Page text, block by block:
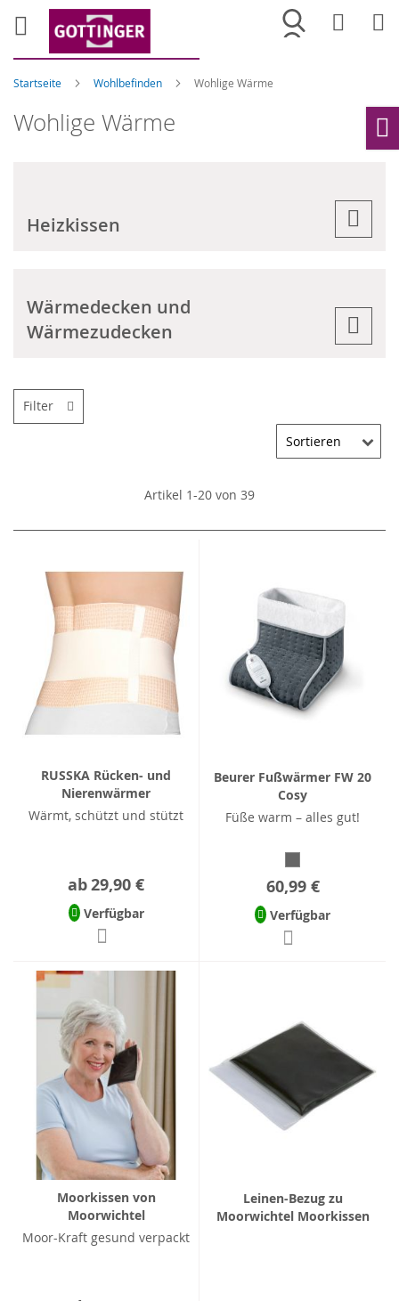
Merkliste
Startseite Wohlbefinden Wohlige Wärme
Wohlige Wärme
Heizkissen
Wärmedecken und
Wärmezudecken
Artikel 1-20 von 39
RUSSKA Rücken- und
Nierenwärmer
Wärmt, schützt und stützt
ab29,90 €
Verfügbar
Beurer Fußwärmer FW 20
Cosy
Füße warm – alles gut!
60,99 €
Verfügbar
Moorkissen von
Moorwichtel
Moor-Kraft gesund verpackt
Leinen-Bezug zu
Moorwichtel Moorkissen
Filter